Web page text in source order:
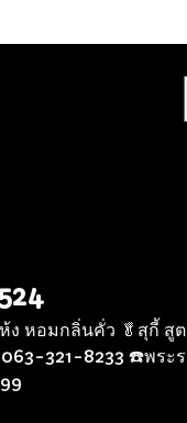
ง หอมกลิ่นคั่ว 🥬สุกี้ สู
321-8233 ☎️พระ